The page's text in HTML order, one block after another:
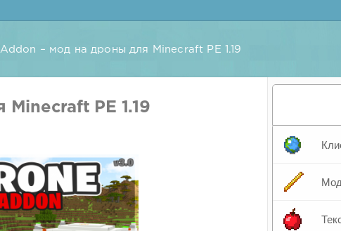
– мод на дроны для Minecraft PE 1.19
PE 1.19